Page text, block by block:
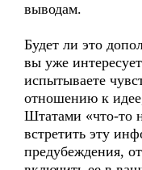
выводам.
Будет ли это
вы уже
испытываете
отношению к
Штатами «что-то
встретить эту
предубеждения,